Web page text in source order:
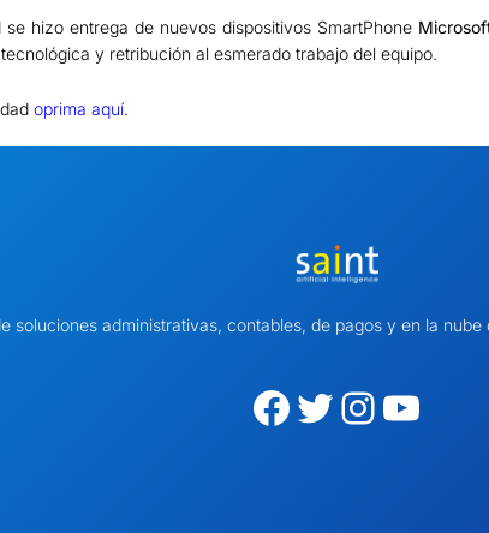
hizo entrega de nuevos dispositivos SmartPhone
y retribución al esmerado trabajo del equipo.
oprima aquí.
soluciones administrativas, contables, de pagos y en la
Facebook Twitter Instagram YouTube